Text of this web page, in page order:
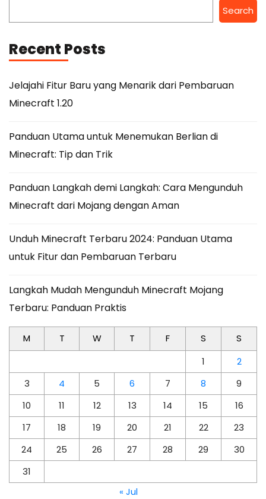
Search
Recent Posts
Jelajahi Fitur Baru yang Menarik dari Pembaruan
Minecraft 1.20
Panduan Utama untuk Menemukan Berlian di
Minecraft: Tip dan Trik
Panduan Langkah demi Langkah: Cara Mengunduh
Minecraft dari Mojang dengan Aman
Unduh Minecraft Terbaru 2024: Panduan Utama
untuk Fitur dan Pembaruan Terbaru
Langkah Mudah Mengunduh Minecraft Mojang
Terbaru: Panduan Praktis
M T W T F S
S
1
2
3
4 5 6 7 8
9
10
11 12 13 14 15
16
17
18 19 20 21 22
23
24
25 26 27 28 29
30
31
« Jul